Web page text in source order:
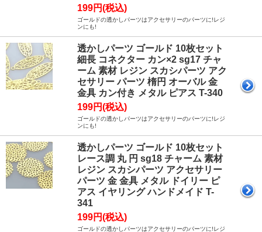
199円(税込)
ゴールドの透かしパーツはアクセサリーのパーツに!レジ
ンにも!
透かしパーツ ゴールド 10枚セット
細長 コネクター カン×2 sg17 チャ
ーム 素材 レジン スカシパーツ アク
セサリー パーツ 楕円 オーバル 金
金具 カン付き メタル ピアス T-340
199円(税込)
ゴールドの透かしパーツはアクセサリーのパーツに!レジ
ンにも!
透かしパーツ ゴールド 10枚セット
レース調 丸 円 sg18 チャーム 素材
レジン スカシパーツ アクセサリー
パーツ 金 金具 メタル ドイリー ピ
アス イヤリング ハンドメイド T-
341
199円(税込)
ゴールドの透かしパーツはアクセサリーのパーツに!レジ